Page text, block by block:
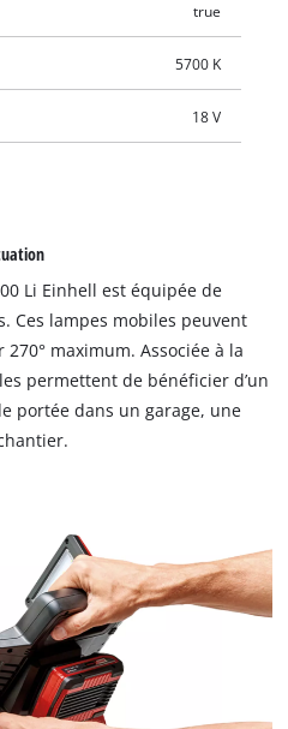
true
5700 K
18 V
Li Einhell est équipée de
Ces lampes mobiles peuvent
maximum. Associée à la
permettent de bénéficier d’un
portée dans un garage, une